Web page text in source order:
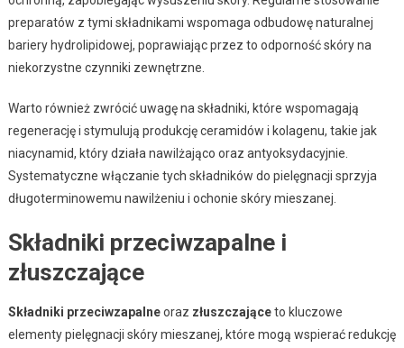
preparatów z tymi składnikami wspomaga odbudowę naturalnej
bariery hydrolipidowej, poprawiając przez to odporność skóry na
niekorzystne czynniki zewnętrzne.
Warto również zwrócić uwagę na składniki, które wspomagają
regenerację i stymulują produkcję ceramidów i kolagenu, takie jak
niacynamid, który działa nawilżająco oraz antyoksydacyjnie.
Systematyczne włączanie tych składników do pielęgnacji sprzyja
długoterminowemu nawilżeniu i ochonie skóry mieszanej.
Składniki przeciwzapalne i
złuszczające
Składniki przeciwzapalneoraz złuszczająceto kluczowe
elementy pielęgnacji skóry mieszanej, które mogą wspierać redukcję